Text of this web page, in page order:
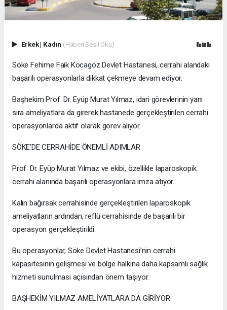
Erkek| Kadın (Haberi Sesli Oku)
Söke Fehime Faik Kocagöz Devlet Hastanesi, cerrahi alandaki
başarılı operasyonlarla dikkat çekmeye devam ediyor.
Başhekim Prof. Dr. Eyüp Murat Yılmaz, idari görevlerinin yanı
sıra ameliyatlara da girerek hastanede gerçekleştirilen cerrahi
operasyonlarda aktif olarak görev alıyor.
SÖKE’DE CERRAHİDE ÖNEMLİ ADIMLAR
Prof. Dr. Eyüp Murat Yılmaz ve ekibi, özellikle laparoskopik
cerrahi alanında başarılı operasyonlara imza atıyor.
Kalın bağırsak cerrahisinde gerçekleştirilen laparoskopik
ameliyatların ardından, reflü cerrahisinde de başarılı bir
operasyon gerçekleştirildi.
Bu operasyonlar, Söke Devlet Hastanesi’nin cerrahi
kapasitesinin gelişmesi ve bölge halkına daha kapsamlı sağlık
hizmeti sunulması açısından önem taşıyor.
BAŞHEKİM YILMAZ AMELİYATLARA DA GİRİYOR